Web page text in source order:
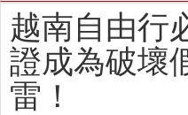
越南自由行
證成為破壞
雷！